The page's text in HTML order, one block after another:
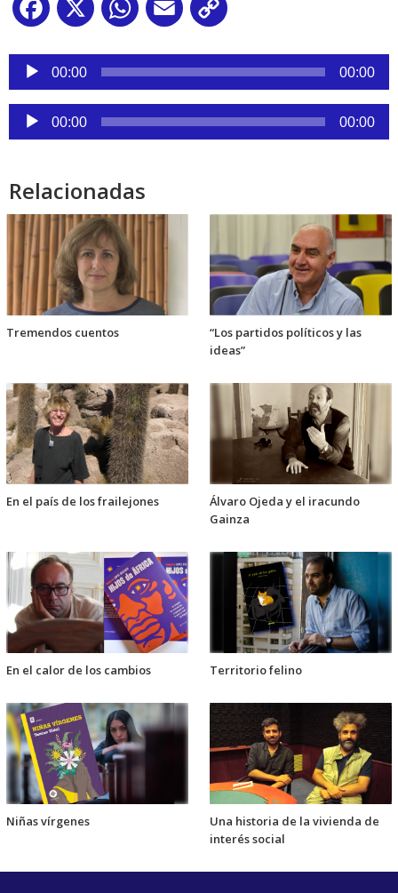
Facebook
X WhatsApp
Email
Reproductor
audio
00:00 00:00
Reproductor
de
00:00 00:00
Relacionadas
Tremendos cuentos
“Los partidos políticos y las
ideas”
En el país de los frailejones
Álvaro Ojeda y el iracundo
Gainza
En el calor de los cambios Territorio felino
Niñas vírgenes
Una historia de la vivienda de
interés social